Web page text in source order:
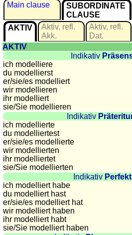
Unit
converters
Car
number
plates
Time
of
sunset
Bicycle
tours
Small
travel
vocabulary
(pdf)
GAMES
Geography
Quiz
of
Main clause
SUBORDINATE
CLAUSE
AKTIV
Aktiv, refl.
Akk.
Aktiv, refl.
Dat.
AKTIV
Indikativ
ich modelliere
du modellierst
er/sie/es modelliert
wir modellieren
ihr modelliert
sie/Sie modellieren
Indikativ
ich modellierte
du modelliertest
er/sie/es modellierte
wir modellierten
ihr modelliertet
sie/Sie modellierten
Indikativ Perfekt
ich modelliert habe
du modelliert hast
er/sie/es modelliert hat
wir modelliert haben
ihr modelliert habt
sie/Sie modelliert haben